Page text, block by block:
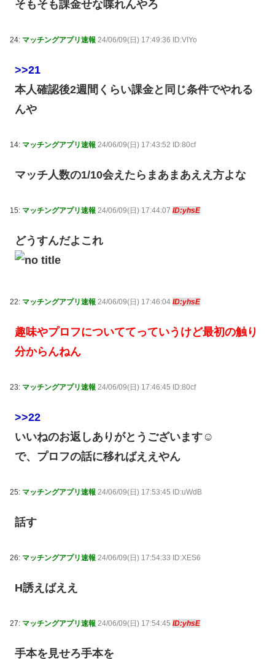
そもそも課金せな喋れんやろ
24: マッチングアプリ速報 24/06/09(日) 17:49:36 ID:VIYo
>>21
本人確認後2週間くらい課金と同じ条件でやれる
んや
14: マッチングアプリ速報 24/06/09(日) 17:43:52 ID:80cf
マッチ人数の1/10会えたらまあまあええ方よな
15: マッチングアプリ速報 24/06/09(日) 17:44:07 ID:yhsE
どうすんだよこれ
22: マッチングアプリ速報 24/06/09(日) 17:46:04 ID:yhsE
趣味やプロフについててっていうけど最初の触り
分からんねん
23: マッチングアプリ速報 24/06/09(日) 17:46:45 ID:80cf
>>22
いいねのお返しありがとうございます☺️
で、プロフの話に移ればええやん
25: マッチングアプリ速報 24/06/09(日) 17:53:45 ID:uWdB
話す
26: マッチングアプリ速報 24/06/09(日) 17:54:33 ID:XES6
H誘えばええ
27: マッチングアプリ速報 24/06/09(日) 17:54:45 ID:yhsE
手本を見せろ手本を